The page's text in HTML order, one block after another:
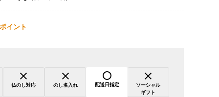
ポイント
仏のし対応 のし名入れ 配送日指定
ソーシャル
ギフト